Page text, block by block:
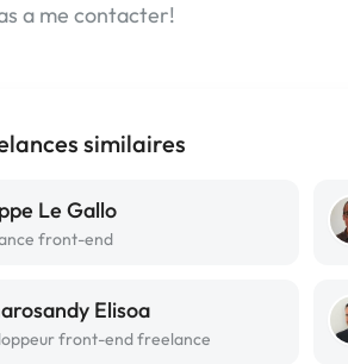
a me contacter!
similaires
Le Gallo
front-end
Elisoa
front-end freelance